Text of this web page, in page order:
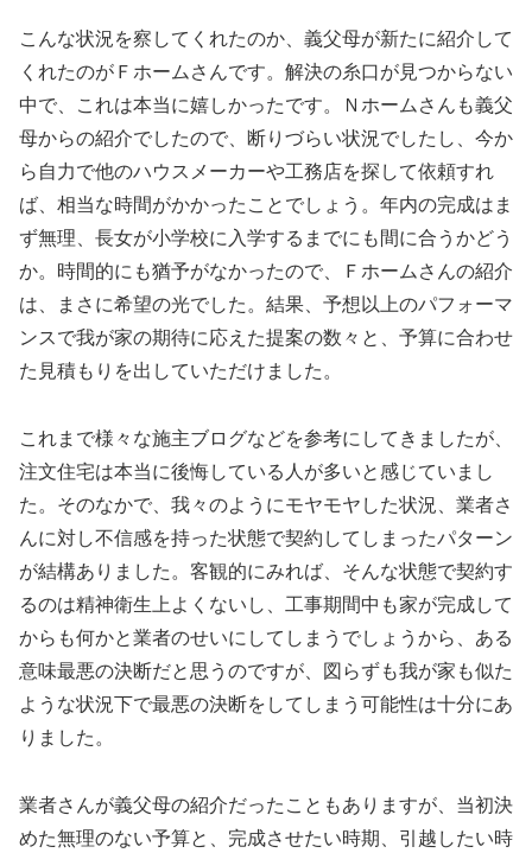
こんな状況を察してくれたのか、義父母が新たに紹介して
くれたのがＦホームさんです。解決の糸口が見つからない
中で、これは本当に嬉しかったです。Ｎホームさんも義父
母からの紹介でしたので、断りづらい状況でしたし、今か
ら自力で他のハウスメーカーや工務店を探して依頼すれ
ば、相当な時間がかかったことでしょう。年内の完成はま
ず無理、長女が小学校に入学するまでにも間に合うかどう
か。時間的にも猶予がなかったので、Ｆホームさんの紹介
は、まさに希望の光でした。結果、予想以上のパフォーマ
ンスで我が家の期待に応えた提案の数々と、予算に合わせ
た見積もりを出していただけました。
これまで様々な施主ブログなどを参考にしてきましたが、
注文住宅は本当に後悔している人が多いと感じていまし
た。そのなかで、我々のようにモヤモヤした状況、業者さ
んに対し不信感を持った状態で契約してしまったパターン
が結構ありました。客観的にみれば、そんな状態で契約す
るのは精神衛生上よくないし、工事期間中も家が完成して
からも何かと業者のせいにしてしまうでしょうから、ある
意味最悪の決断だと思うのですが、図らずも我が家も似た
ような状況下で最悪の決断をしてしまう可能性は十分にあ
りました。
業者さんが義父母の紹介だったこともありますが、当初決
めた無理のない予算と、完成させたい時期、引越したい時